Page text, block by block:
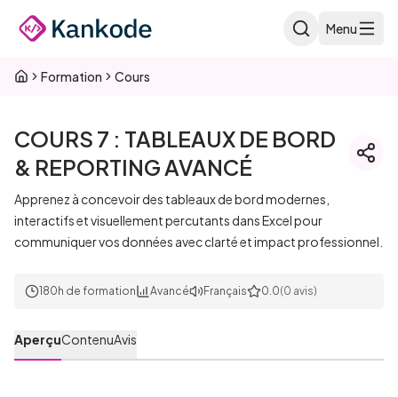
Menu
Formation Cours
COURS 7 : TABLEAUX DE BORD
& REPORTING AVANCÉ
Apprenez à concevoir des tableaux de bord modernes,
interactifs et visuellement percutants dans Excel pour
communiquer vos données avec clarté et impact professionnel.
180h de formation Avancé Français 0.0(0 avis)
AperçuContenuAvis